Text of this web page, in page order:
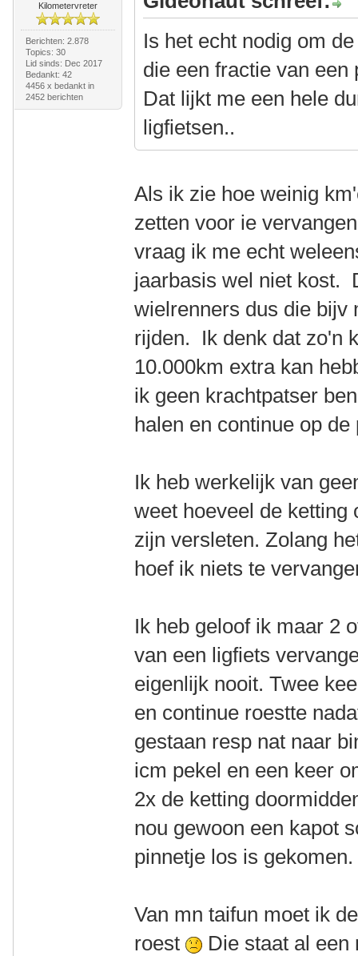
Kilometervreter
Berichten: 2.878
Topics: 30
Lid sinds: Dec 2017
Bedankt: 42
4456 x bedankt in
2452 berichten
Is het echt nodig om
die een fractie van
Dat lijkt me een hele
ligfietsen..
Als ik zie hoe weinig
zetten voor ie
vraag ik me echt
jaarbasis wel niet kost.
wielrenners dus die bijv
rijden. Ik denk dat zo'n
10.000km extra kan
ik geen krachtpatser
halen en continue op de
Ik heb werkelijk van
weet hoeveel de ketting
zijn versleten. Zolang
hoef ik niets te
Ik heb geloof ik maar 2
van een ligfiets
eigenlijk nooit. Twee
en continue roestte
gestaan resp nat naar
icm pekel en een keer
2x de ketting
nou gewoon een kapot
pinnetje los is gekomen.
Van mn taifun moet ik
roest
Die staat al